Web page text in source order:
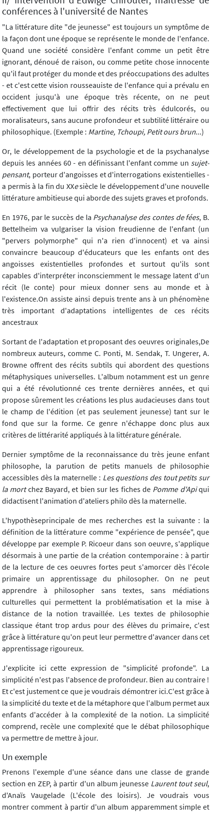
conférences à l'université de Nantes
"La littérature dite "de jeunesse" est toujours un symptôme de
la façon dont une époque se représente le monde de l'enfance.
Quand une société considère l'enfant comme un petit être
ignorant, dénoué de raison, ou comme petite chose innocente
qu'il faut protéger du monde et des préoccupations des adultes
- et c'est cette vision rousseauiste de l'enfance qui a prévalu en
occident jusqu'à une époque très récente, on ne peut
effectivement que lui offrir des récits très édulcorés, ou
moralisateurs, sans aucune profondeur et subtilité littéraire ou
philosophique. (Exemple : Martine, Tchoupi, Petit ours brun...)
Or, le développement de la psychologie et de la psychanalyse
depuis les années 60 - en définissant l'enfant comme un sujet-
pensant, porteur d'angoisses et d'interrogations existentielles -
a permis à la fin du XXesiècle le développement d'une nouvelle
littérature ambitieuse qui aborde des sujets graves et profonds.
En 1976, par le succès de la Psychanalyse des contes de fées, B.
Bettelheim va vulgariser la vision freudienne de l'enfant (un
"pervers polymorphe" qui n'a rien d'innocent) et va ainsi
convaincre beaucoup d'éducateurs que les enfants ont des
angoisses existentielles profondes et surtout qu'ils sont
capables d'interpréter inconsciemment le message latent d'un
récit (le conte) pour mieux donner sens au monde et à
l'existence.On assiste ainsi depuis trente ans à un phénomène
très important d'adaptations intelligentes de ces récits
ancestraux
Sortant de l'adaptation et proposant des oeuvres originales,De
nombreux auteurs, comme C. Ponti, M. Sendak, T. Ungerer, A.
Browne offrent des récits subtils qui abordent des questions
métaphysiques universelles. L'album notamment est un genre
qui a été révolutionné ces trente dernières années, et qui
propose sûrement les créations les plus audacieuses dans tout
le champ de l'édition (et pas seulement jeunesse) tant sur le
fond que sur la forme. Ce genre n'échappe donc plus aux
critères de littérarité appliqués à la littérature générale.
Dernier symptôme de la reconnaissance du très jeune enfant
philosophe, la parution de petits manuels de philosophie
accessibles dès la maternelle : Les questions des tout petits sur
la mortchez Bayard, et bien sur les fiches de Pomme d'Apiqui
didactisent l'animation d'ateliers philo dès la maternelle.
L'hypothèseprincipale de mes recherches est la suivante : la
définition de la littérature comme "expérience de pensée", que
développe par exemple P. Ricoeur dans son oeuvre, s'applique
désormais à une partie de la création contemporaine : à partir
de la lecture de ces oeuvres fortes peut s'amorcer dès l'école
primaire un apprentissage du philosopher. On ne peut
apprendre à philosopher sans textes, sans médiations
culturelles qui permettent la problématisation et la mise à
distance de la notion travaillée. Les textes de philosophie
classique étant trop ardus pour des élèves du primaire, c'est
grâce à littérature qu'on peut leur permettre d'avancer dans cet
apprentissage rigoureux.
J'explicite ici cette expression de "simplicité profonde". La
simplicité n'est pas l'absence de profondeur. Bien au contraire !
Et c'est justement ce que je voudrais démontrer ici.C'est grâce à
la simplicité du texte et de la métaphore que l'album permet aux
enfants d'accéder à la complexité de la notion. La simplicité
comprend, recèle une complexité que le débat philosophique
va permettre de mettre à jour.
Un exemple
Prenons l'exemple d'une séance dans une classe de grande
section en ZEP, à partir d'un album jeunesseLaurent tout seul,
d'Anaïs Vaugelade (L'école des loisirs). Je voudrais vous
montrer comment à partir d'un album apparemment simple et